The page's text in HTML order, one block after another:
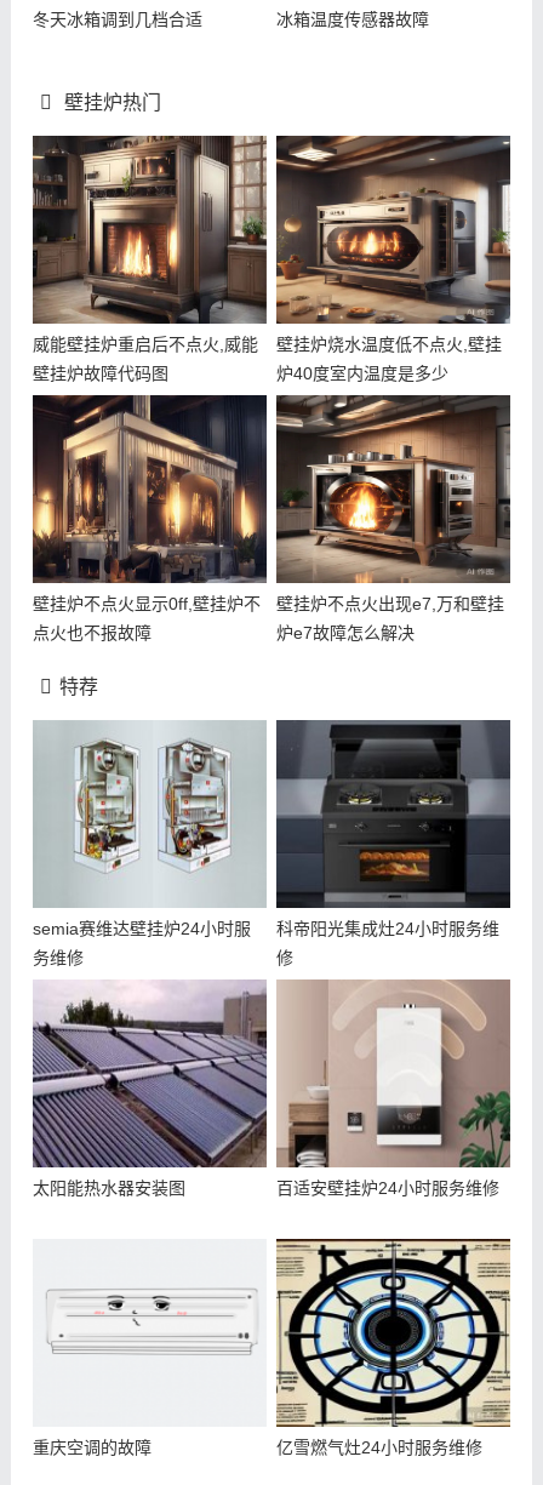
冬天冰箱调到几档合适 冰箱温度传感器故障
壁挂炉热门
威能壁挂炉重启后不点火,威能
壁挂炉故障代码图
壁挂炉烧水温度低不点火,壁挂
炉40度室内温度是多少
壁挂炉不点火显示0ff,壁挂炉不
点火也不报故障
壁挂炉不点火出现e7,万和壁挂
炉e7故障怎么解决
特荐
semia赛维达壁挂炉24小时服
务维修
科帝阳光集成灶24小时服务维
修
太阳能热水器安装图 百适安壁挂炉24小时服务维修
重庆空调的故障 亿雪燃气灶24小时服务维修